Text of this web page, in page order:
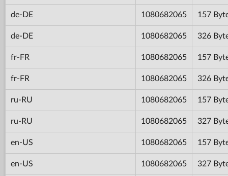
de-DE 1080682065 157
de-DE 1080682065 326
fr-FR 1080682065 157
fr-FR 1080682065 326
ru-RU 1080682065 157
ru-RU 1080682065 327
en-US 1080682065 157
en-US 1080682065 327